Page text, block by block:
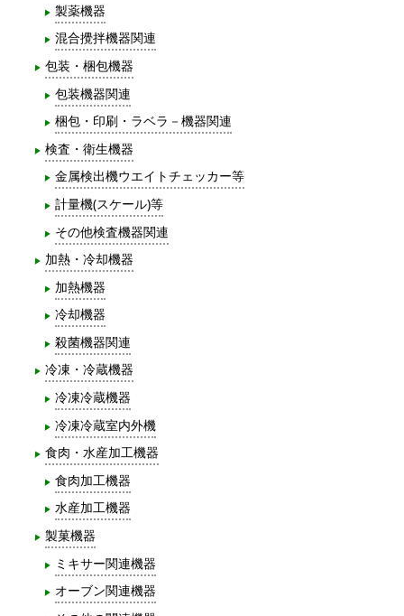
製薬機器
混合攪拌機器関連
包装・梱包機器
包装機器関連
梱包・印刷・ラベラ－機器関連
検査・衛生機器
金属検出機ウエイトチェッカー等
計量機(スケール)等
その他検査機器関連
加熱・冷却機器
加熱機器
冷却機器
殺菌機器関連
冷凍・冷蔵機器
冷凍冷蔵機器
冷凍冷蔵室内外機
食肉・水産加工機器
食肉加工機器
水産加工機器
製菓機器
ミキサー関連機器
オーブン関連機器